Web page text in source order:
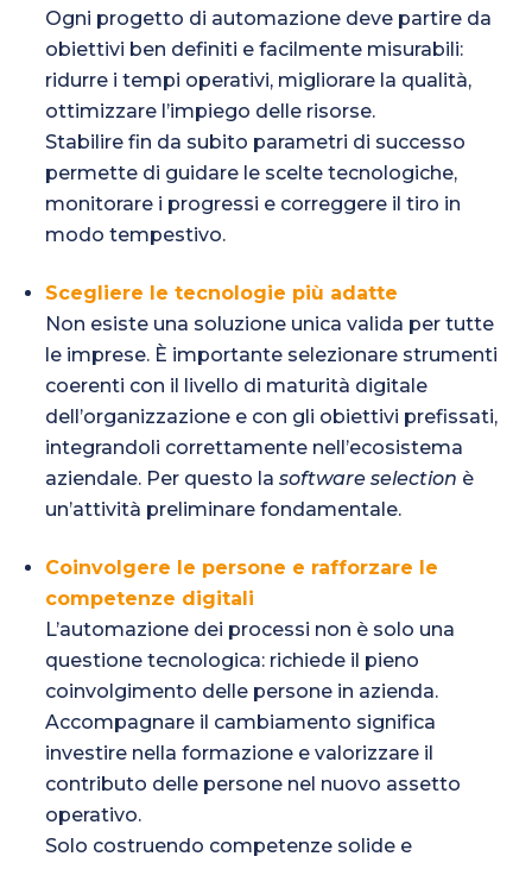
Ogni progetto di automazione deve partire da
obiettivi ben definiti e facilmente misurabili:
ridurre i tempi operativi, migliorare la qualità,
ottimizzare l’impiego delle risorse.
Stabilire fin da subito parametri di successo
permette di guidare le scelte tecnologiche,
monitorare i progressi e correggere il tiro in
modo tempestivo.
Scegliere le tecnologie più adatte
Non esiste una soluzione unica valida per tutte
le imprese. È importante selezionare strumenti
coerenti con il livello di maturità digitale
dell’organizzazione e con gli obiettivi prefissati,
integrandoli correttamente nell’ecosistema
aziendale. Per questo lasoftware selection è
un’attività preliminare fondamentale.
Coinvolgere le persone e rafforzare le
competenze digitali
L’automazione dei processi non è solo una
questione tecnologica: richiede il pieno
coinvolgimento delle persone in azienda.
Accompagnare il cambiamento significa
investire nella formazione e valorizzare il
contributo delle persone nel nuovo assetto
operativo.
Solo costruendo competenze solide e